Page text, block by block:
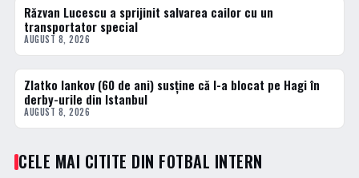
DIVERSE
Răzvan Lucescu a sprijinit salvarea cailor cu un
transportator special
AUGUST 8, 2026
FOTBAL EXTERN
Zlatko Iankov (60 de ani) susține că l-a blocat pe Hagi în
derby-urile din Istanbul
AUGUST 8, 2026
CELE MAI CITITE DIN FOTBAL INTERN